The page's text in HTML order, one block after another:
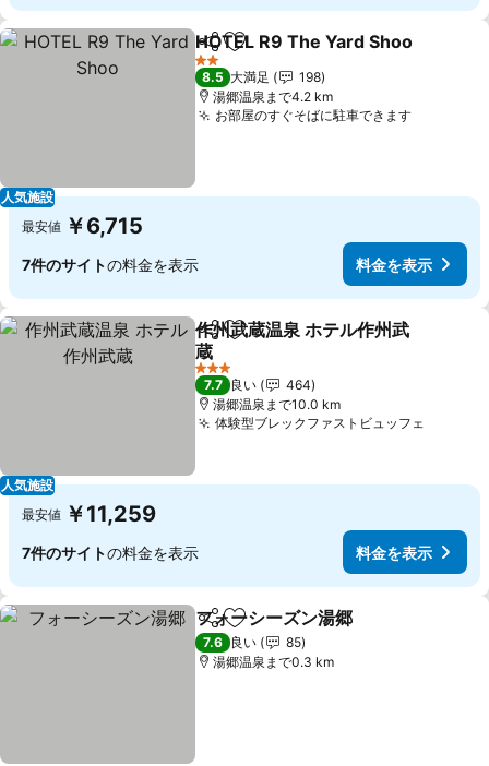
人気施設
シェアお気に入りに追加
HOTEL R9 The Yard Shoo
2 ホテルのランク
8.5 大満足
198
湯郷温泉まで4.2 km
お部屋のすぐそばに駐車できます
最安値 ￥6,715
7件のサイトの料金を表示 料金を表示
人気施設
シェアお気に入りに追加
作州武蔵温泉 ホテル作州武
蔵
3 ホテルのランク
7.7 良い
464
湯郷温泉まで10.0 km
体験型ブレックファストビュッフェ
最安値 ￥11,259
7件のサイトの料金を表示 料金を表示
シェアお気に入りに追加
フォーシーズン湯郷
7.6 良い
85
湯郷温泉まで0.3 km